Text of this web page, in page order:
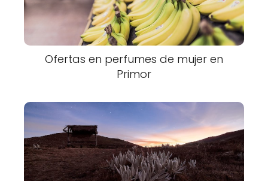
Ofertas en perfumes de mujer en
Primor